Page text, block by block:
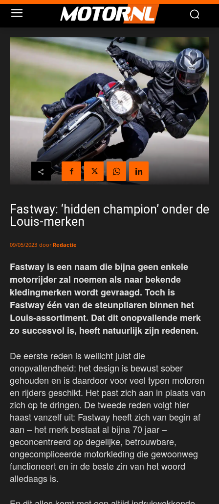
Fastway: ‘hidden champion’ onder de
Louis-merken
09/05/2023 door Redactie
Fastway is een naam die bijna geen enkele
motorrijder zal noemen als naar bekende
kledingmerken wordt gevraagd. Toch is
Fastway één van de steunpilaren binnen het
Louis-assortiment. Dat dit onopvallende merk
zo succesvol is, heeft natuurlijk zijn redenen.
De eerste reden is wellicht juist die
onopvallendheid: het design is bewust sober
gehouden en is daardoor voor veel typen motoren
en rijders geschikt. Het past zich aan in plaats van
zich op te dringen. De tweede reden volgt hier
haast vanzelf uit: Fastway heeft zich van begin af
aan – het merk bestaat al bijna 70 jaar –
geconcentreerd op degelijke, betrouwbare,
ongecompliceerde motorkleding die gewoonweg
functioneert en in de beste zin van het woord
alledaags is.